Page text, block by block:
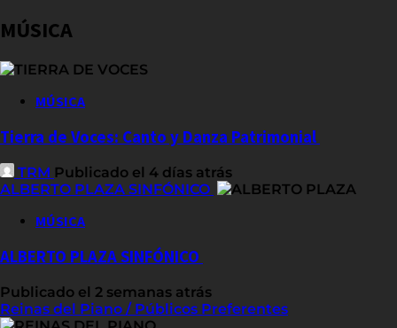
MÚSICA
MÚSICA
Tierra de Voces: Canto y Danza Patrimonial
TRM Publicado el 4 días atrás
ALBERTO PLAZA SINFÓNICO
MÚSICA
ALBERTO PLAZA SINFÓNICO
Publicado el 2 semanas atrás
Reinas del Piano / Públicos Preferentes